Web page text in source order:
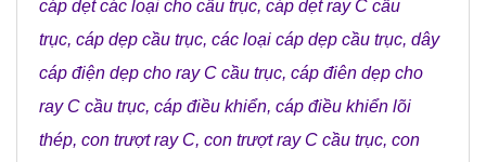
cáp dẹt các loại cho cầu trục, cáp dẹt ray C cầu
trục, cáp dẹp cầu trục, các loại cáp dẹp cầu trục, dây
cáp điện dẹp cho ray C cầu trục, cáp điên dẹp cho
ray C cầu trục, cáp điều khiển, cáp điều khiển lõi
thép, con trượt ray C, con trượt ray C cầu trục, con